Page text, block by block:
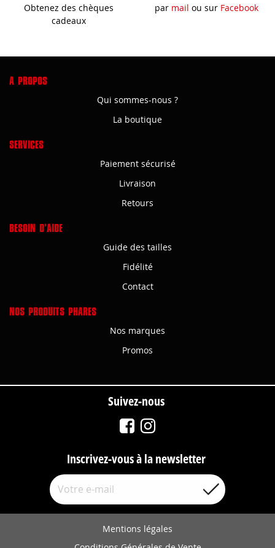
Obtenez des chèques
cadeaux
par mail ou sur Facebook
A PROPOS
Qui sommes-nous ?
La boutique
SERVICES
Paiement sécurisé
Livraison
Retours
BESOIN D'AIDE
Guide des tailles
Fidélité
Contact
NOS PRODUITS PHARES
Nos marques
Promos
Suivez-nous
Inscrivez-vous à la newsletter
Mentions légales